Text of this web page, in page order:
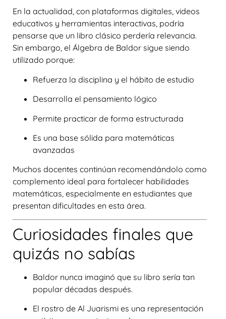
En la actualidad, con plataformas digitales, videos
educativos y herramientas interactivas, podría
pensarse que un libro clásico perdería relevancia.
Sin embargo, el Álgebra de Baldor sigue siendo
utilizado porque:
Refuerza la disciplina y el hábito de estudio
Desarrolla el pensamiento lógico
Permite practicar de forma estructurada
Es una base sólida para matemáticas
avanzadas
Muchos docentes continúan recomendándolo como
complemento ideal para fortalecer habilidades
matemáticas, especialmente en estudiantes que
presentan dificultades en esta área.
Curiosidades finales que
quizás no sabías
Baldor nunca imaginó que su libro sería tan
popular décadas después.
El rostro de Al Juarismi es una representación